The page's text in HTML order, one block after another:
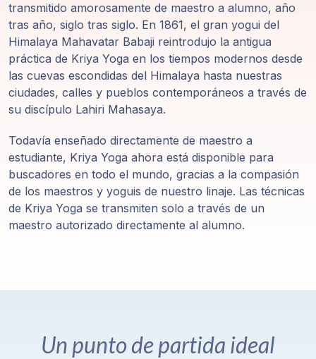
transmitido amorosamente de maestro a alumno, año
tras año, siglo tras siglo. En 1861, el gran yogui del
Himalaya Mahavatar Babaji reintrodujo la antigua
práctica de Kriya Yoga en los tiempos modernos desde
las cuevas escondidas del Himalaya hasta nuestras
ciudades, calles y pueblos contemporáneos a través de
su discípulo Lahiri Mahasaya.
Todavía enseñado directamente de maestro a
estudiante, Kriya Yoga ahora está disponible para
buscadores en todo el mundo, gracias a la compasión
de los maestros y yoguis de nuestro linaje. Las técnicas
de Kriya Yoga se transmiten solo a través de un
maestro autorizado directamente al alumno.
Un punto de partida ideal